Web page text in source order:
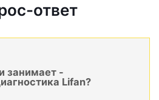
ответ
занимает -
Lifan?